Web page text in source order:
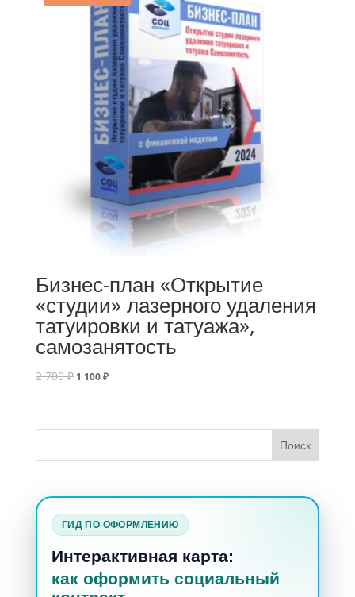
Бизнес-план «Открытие
«студии» лазерного удаления
татуировки и татуажа»,
самозанятость
2 700₽ 1 100₽
ГИД ПО ОФОРМЛЕНИЮ
Интерактивная карта:
как оформить социальный